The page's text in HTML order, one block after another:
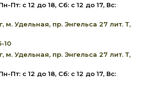
Пт: с 12 до 18, Сб: с 12 до 17, Вс:
м. Удельная, пр. Энгельса 27 лит. Т,
10
м. Удельная, пр. Энгельса 27 лит. Т,
Пт: с 12 до 18, Сб: с 12 до 17, Вс: